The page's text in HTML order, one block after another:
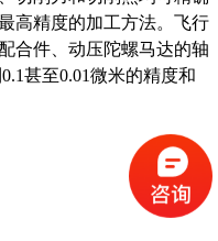
高精度的加工方法。飞行
合件、动压陀螺马达的轴
甚至0.01微米的精度和